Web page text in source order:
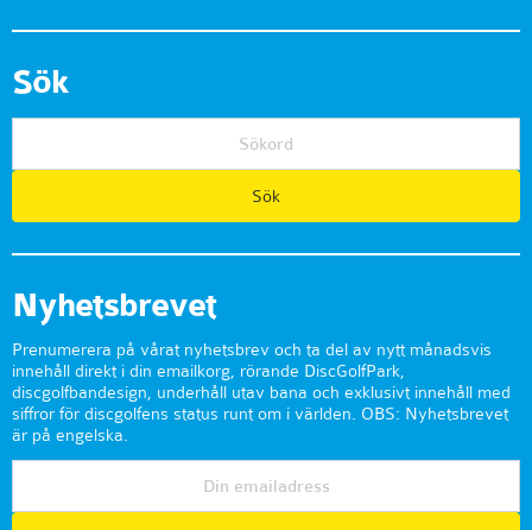
Sök
Nyhetsbrevet
Prenumerera på vårat nyhetsbrev och ta del av nytt månadsvis
innehåll direkt i din emailkorg, rörande DiscGolfPark,
discgolfbandesign, underhåll utav bana och exklusivt innehåll med
siffror för discgolfens status runt om i världen. OBS: Nyhetsbrevet
är på engelska.